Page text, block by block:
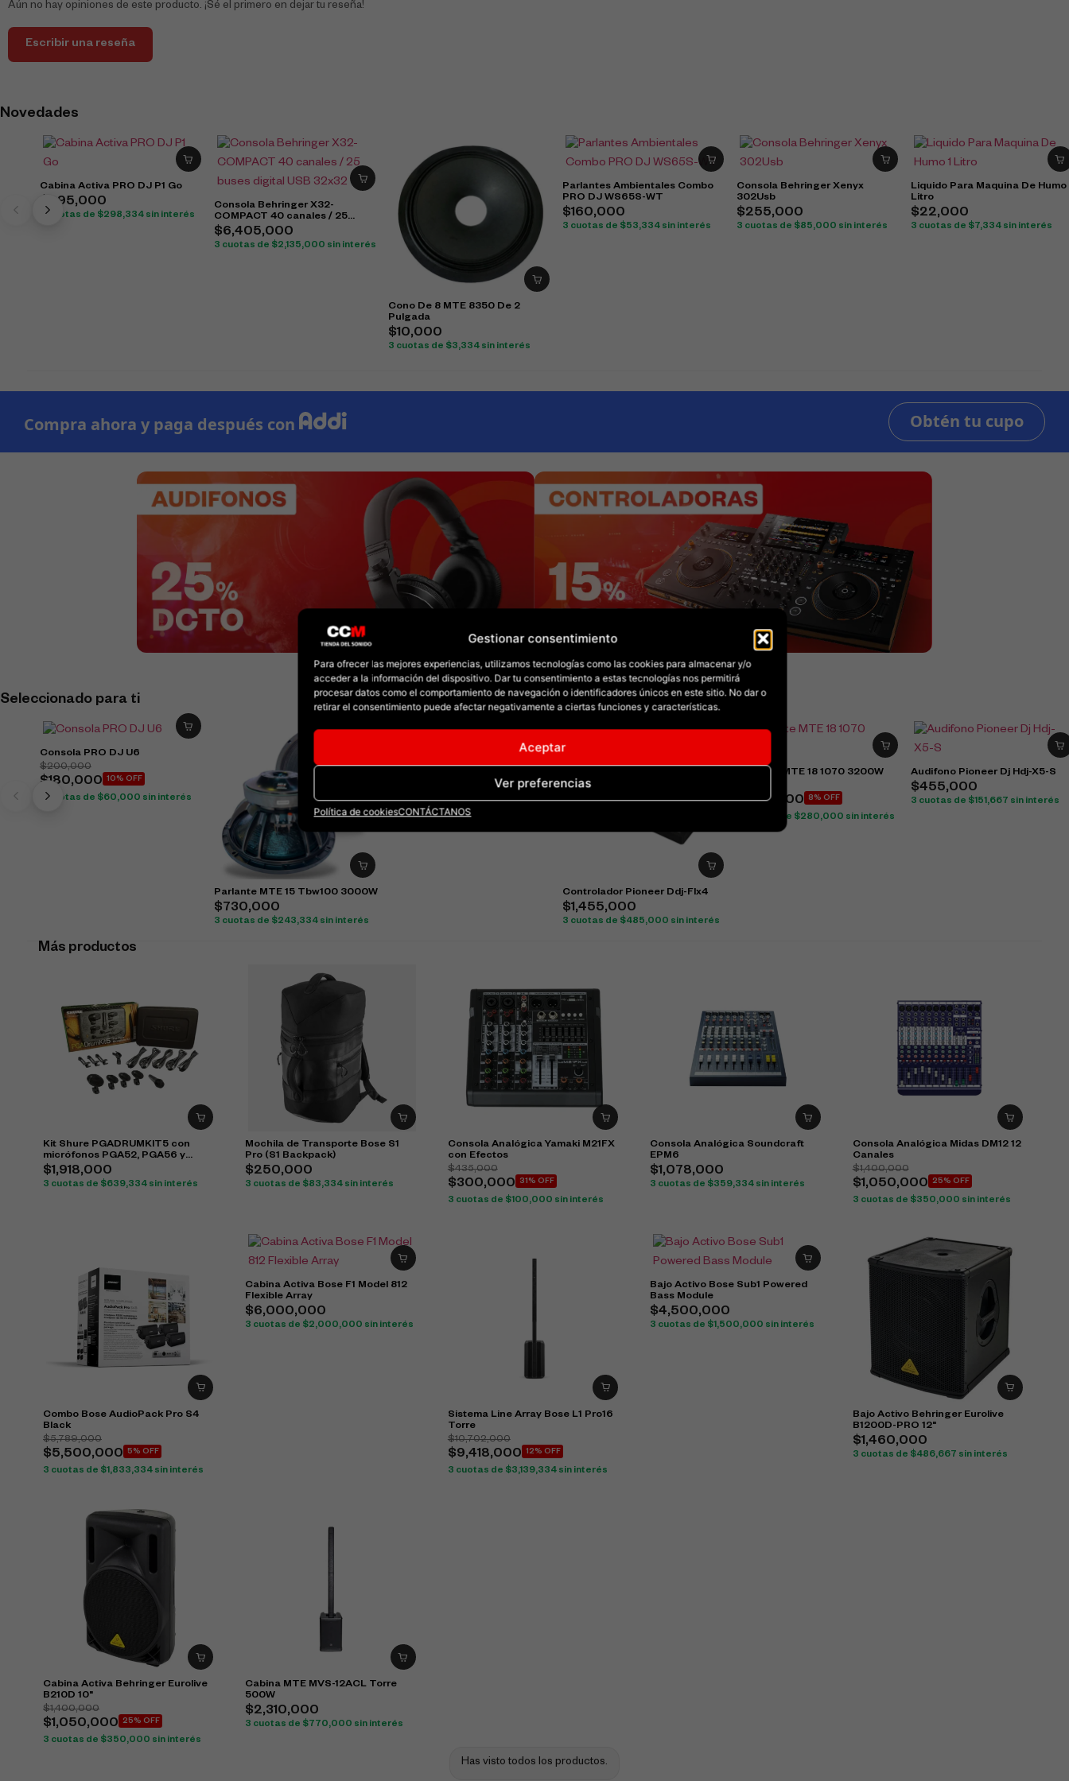
Gestionar consentimiento
Para ofrecer las mejores experiencias, utilizamos tecnologías como las cookies para almacenar y/o
acceder a la información del dispositivo. Dar tu consentimiento a estas tecnologías nos permitirá
procesar datos como el comportamiento de navegación o identificadores únicos en este sitio. No dar o
retirar el consentimiento puede afectar negativamente a ciertas funciones y características.
Aceptar
Ver preferencias
Política de cookiesCONTÁCTANOS
Aún no hay opiniones de este producto. ¡Sé el primero en dejar tu reseña!
Escribir una reseña
Novedades
Cabina Activa PRO DJ P1 Go
$ 895,000
3 cuotas de $298,334sin interés
Consola Behringer X32-
COMPACT 40 canales / 25
buses digital USB 32x32
$6,405,000
3 cuotas de $2,135,000 sin interés
Cono De 8 MTE 8350 De 2
Pulgada
$10,000
3 cuotas de $3,334 sin interés
Parlantes Ambientales Combo
PRO DJ WS65S-WT
$160,000
3 cuotas de $53,334 sin interés
Consola Behringer Xenyx
302Usb
$255,000
3 cuotas de $85,000 sin interés
Liquido Para Maquina De Humo
Litro
$22,000
3 cuotas de $ 7,334 sin interés
Seleccionado para ti
Consola PRO DJ U6
$200,000
$180,000 10% OFF
3 cuotas de $60,000 sin interés
Parlante MTE 15 Tbw100 3000W
$ 730,000
3 cuotas de $243,334sin interés
$260,000 8% OFF
3 cuotas de$86,667
Controlador Pioneer Ddj-Flx4
$1,455,000
3 cuotas de $485,000 sin interés
Parlante MTE 18 1070 3200W
$840,000 8% OFF
3 cuotas de $280,000 sin interés
Audifono Pioneer Dj Hdj-X5-S
$455,000
3 cuotas de $151,667 sin interés
Más productos
Kit Shure PGADRUMKIT5 con
micrófonos PGA52, PGA56 y
PGA57 para batería
$1,918,000
3 cuotas de $639,334 sin interés
Mochila de Transporte Bose S1
Pro (S1 Backpack)
$250,000
3 cuotas de $83,334 sin interés
Consola Analógica Yamaki M21FX
con Efectos
$435,000
$300,000 31% OFF
3 cuotas de $100,000 sin interés
Consola Analógica Soundcraft
EPM6
$1,078,000
3 cuotas de $359,334 sin interés
Consola Analógica Midas DM12 12
Canales
$1,400,000
$1,050,000 25% OFF
3 cuotas de $350,000 sin interés
Combo Bose AudioPack Pro S4
Black
$5,789,000
$5,500,000 5% OFF
3 cuotas de $1,833,334 sin interés
Cabina Activa Bose F1 Model 812
Flexible Array
$6,000,000
3 cuotas de $2,000,000 sin interés
Sistema Line Array Bose L1 Pro16
Torre
$10,702,000
$9,418,000 12% OFF
3 cuotas de $3,139,334sin interés
Bajo Activo Bose Sub1 Powered
Bass Module
$4,500,000
3 cuotas de $1,500,000 sin interés
Bajo Activo Behringer Eurolive
B1200D-PRO 12"
$1,460,000
3 cuotas de $486,667 sin interés
Cabina Activa Behringer Eurolive
B210D 10"
$1,400,000
$1,050,000 25% OFF
3 cuotas de $350,000 sin interés
Cabina MTE MVS-12ACL Torre
500W
$2,310,000
3 cuotas de $ 770,000 sin interés
Has visto todos los productos.